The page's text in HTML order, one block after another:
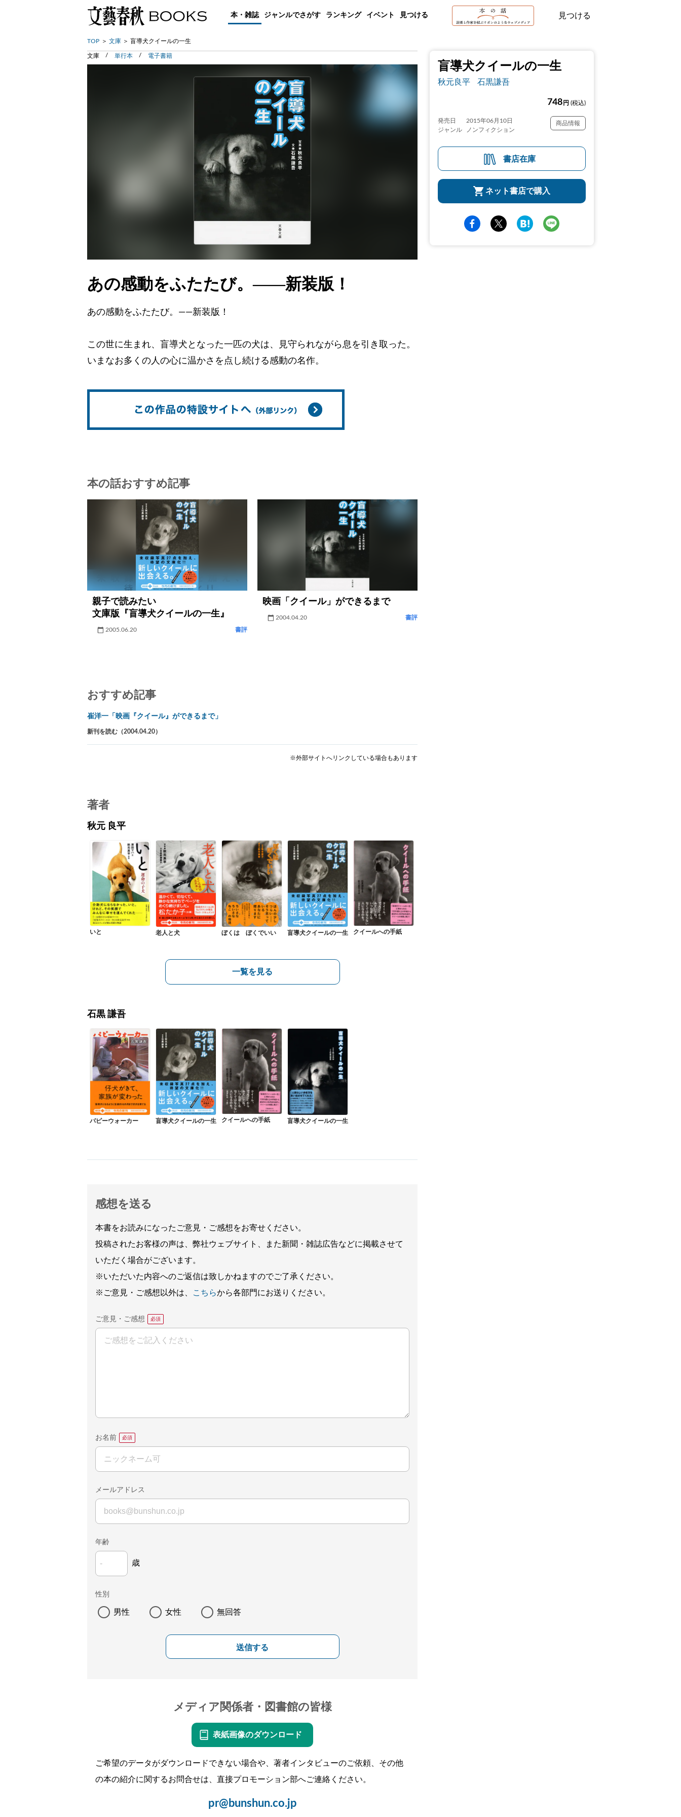
本・雑誌 ジャンルでさがす ランキング イベント 見つける 見つける
TOP 文庫 盲導犬クイールの一生
盲導犬クイールの一生
秋元良平 石黒謙吾
748 円 (税込)
発売日
2015年06月10日
ジャンル
ノンフィクション
商品情報
書店在庫
ネット書店で購入
文庫 単行本 電子書籍
あの感動をふたたび。――新装版！
あの感動をふたたび。――新装版！
この世に生まれ、盲導犬となった一匹の犬は、見守られながら息を引き取った。
いまなお多くの人の心に温かさを点し続ける感動の名作。
本の話おすすめ記事
親子で読みたい
文庫版『盲導犬クイールの一生』
2005.06.20 書評
映画「クイール」ができるまで
2004.04.20 書評
おすすめ記事
崔洋一「映画『クイール』ができるまで」
新刊を読む（2004.04.20）
※外部サイトへリンクしている場合もあります
著者
秋元 良平
いと 老人と犬 ぼくは ぼくでいい 盲導犬クイールの一生 クイールへの手紙
一覧を見る
石黒 謙吾
パピーウォーカー 盲導犬クイールの一生 クイールへの手紙 盲導犬クイールの一生
感想を送る
本書をお読みになったご意見・ご感想をお寄せください。
投稿されたお客様の声は、弊社ウェブサイト、また新聞・雑誌広告などに掲載させて
いただく場合がございます。
※いただいた内容へのご返信は致しかねますのでご了承ください。
※ご意見・ご感想以外は、
こちらから各部門にお送りください。
ご意見・ご感想
お名前
メールアドレス
年齢
歳
性別
男性 女性 無回答
送信する
メディア関係者・図書館の皆様
表紙画像のダウンロード
ご希望のデータがダウンロードできない場合や、著者インタビューのご依頼、その他
の本の紹介に関するお問合せは、直接プロモーション部へご連絡ください。
pr@bunshun.co.jp